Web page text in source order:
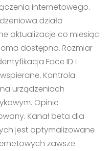
internetowego.
działa
aktualizacje co miesiąc.
dostępna. Rozmiar
Face ID i
Kontrola
urządzeniach
Opinie
Kanał beta dla
jest optymalizowane
zawsze.